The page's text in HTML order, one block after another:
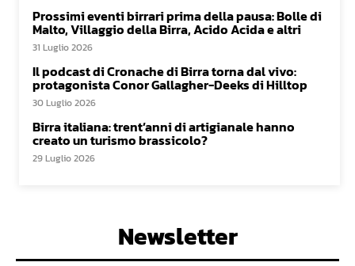
Prossimi eventi birrari prima della pausa: Bolle di
Malto, Villaggio della Birra, Acido Acida e altri
31 Luglio 2026
Il podcast di Cronache di Birra torna dal vivo:
protagonista Conor Gallagher-Deeks di Hilltop
30 Luglio 2026
Birra italiana: trent’anni di artigianale hanno
creato un turismo brassicolo?
29 Luglio 2026
Newsletter